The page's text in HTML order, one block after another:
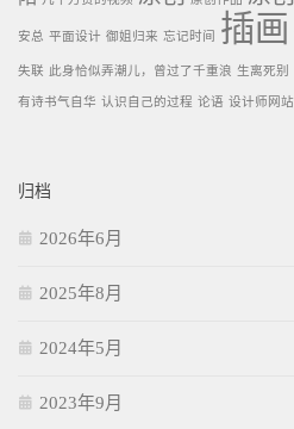
安总 平面设计 御姐归来 忘记时间 插画
失联 此身恰似弄潮儿，曾过了千重浪 生离死别
有诗书气自华 认识自己的过程 论语 设计师网站
归档
2026年6月
2025年8月
2024年5月
2023年9月